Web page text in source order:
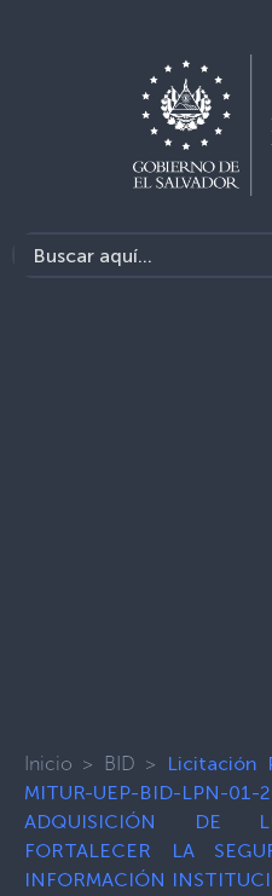
Inicio > BID >
Licitación
MITUR-UEP-BID-
ADQUISICIÓN DE
FORTALECER LA
INFORMACIÓN